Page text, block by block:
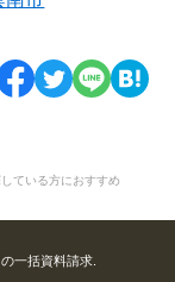
ている方におすすめ
一括資料請求.